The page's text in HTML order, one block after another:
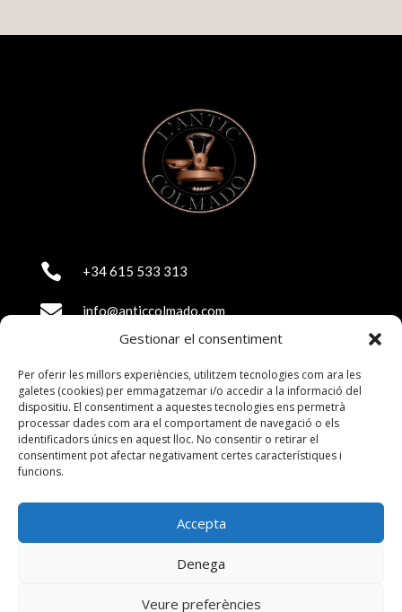
Gestionar el consentiment
Per oferir les millors experiències, utilitzem tecnologies com ara les
galetes (cookies) per emmagatzemar i/o accedir a la informació del
dispositiu. El consentiment a aquestes tecnologies ens permetrà
processar dades com ara el comportament de navegació o els
identificadors únics en aquest lloc. No consentir o retirar el
consentiment pot afectar negativament certes característiques i
funcions.
Accepta
Denega
Veure preferències
 +34 615 533 313‬
 info@anticcolmado.com
Sant Andreu - 08030 Barcelona

Dilluns (Tancat)
Dimarts i dimecres de 9,30 a 16,00 h.
Dijous i divendres de 9,30 a 24,00 h.